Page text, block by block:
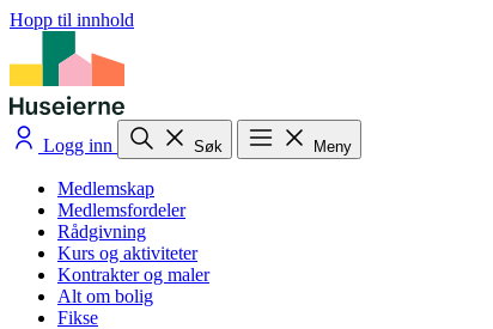
Hopp til innhold
Logg inn Søk Meny
Medlemskap
Medlemsfordeler
Rådgivning
Kurs og aktiviteter
Kontrakter og maler
Alt om bolig
Fikse